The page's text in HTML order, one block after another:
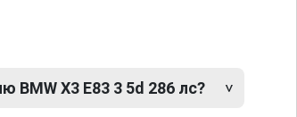
BMW X3 E83 3 5d 286 лс?